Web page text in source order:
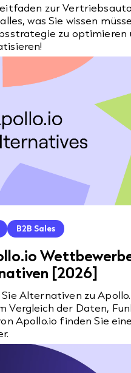
zur
was Sie wissen
zu optimieren
B2B Sales
[2026]
Sie Alternativen zu
Vergleich der Daten,
Apollo.io finden Sie